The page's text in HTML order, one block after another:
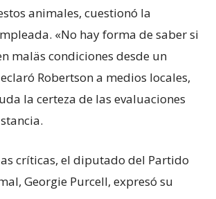
animales, cuestionó la
«No hay forma de saber si
maläs condiciones desde un
Robertson a medios locales,
la certeza de las evaluaciones
críticas, el diputado del Partido
Georgie Purcell, expresó su